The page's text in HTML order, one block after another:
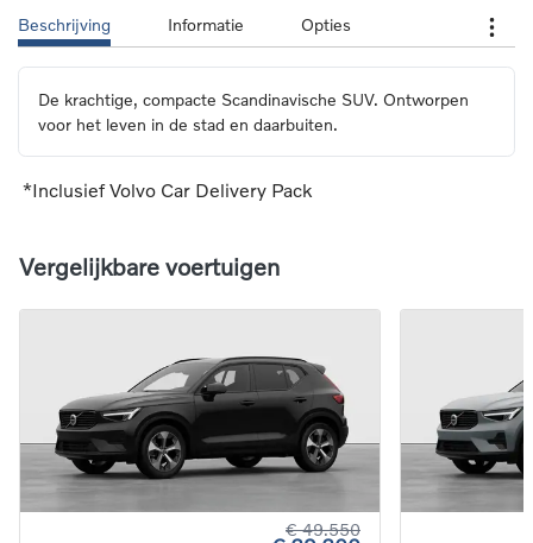
Beschrijving Informatie Opties
De krachtige, compacte Scandinavische SUV. Ontworpen
voor het leven in de stad en daarbuiten.
*Inclusief Volvo Car Delivery Pack
Vergelijkbare voertuigen
€ 49.550